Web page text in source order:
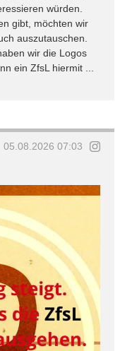
würden.
gibt, möchten wir
auszutauschen.
wir die Logos
ein ZfsL hiermit ...
05.08.2026 07:03